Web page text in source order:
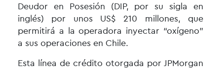
Deudor en Posesión (DIP, por su sigla en
inglés) por unos US$ 210 millones, que
permitirá a la operadora inyectar “oxígeno”
a sus operaciones en Chile.
Esta línea de crédito otorgada por JPMorgan